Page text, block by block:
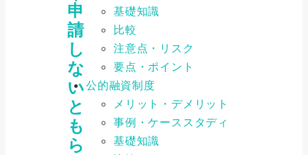
申
請
し
な
い
と
も
ら
基礎知識
比較
注意点・リスク
要点・ポイント
公的融資制度
メリット・デメリット
事例・ケーススタディ
基礎知識